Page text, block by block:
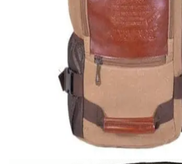
Quick View
Εξαντλημένο
Σακίδιο από καμβά
35,00€